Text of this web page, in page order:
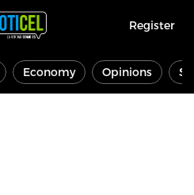
Register
Economy Opinions